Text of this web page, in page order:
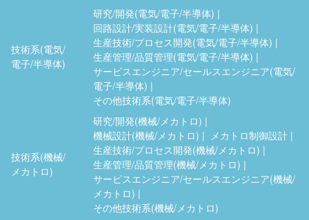
技術系(電気/
電子/半導体)
研究/開発(電気/電子/半導体)
回路設計/実装設計(電気/電子/半導体)
生産技術/プロセス開発(電気/電子/半導体)
生産管理/品質管理(電気/電子/半導体)
サービスエンジニア/セールスエンジニア(電気/
電子/半導体)
その他技術系(電気/電子/半導体)
技術系(機械/
メカトロ)
研究/開発(機械/メカトロ)
機械設計(機械/メカトロ)
メカトロ制御設計
生産技術/プロセス開発(機械/メカトロ)
生産管理/品質管理(機械/メカトロ)
サービスエンジニア/セールスエンジニア(機械/
メカトロ)
その他技術系(機械/メカトロ)